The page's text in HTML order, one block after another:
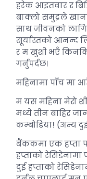
हरेक आइतवार र
बाक्लो समुद्रले
साथ जीवनको
सूर्यास्तको आनन्द
र म खुशी भएँ
गर्नुपर्दछ।
महिनामा पाँच मा
म यस महिना मेरो
मध्ये तीन बाहिर
कम्बोडिया! (अन्य
बैंककमा एक हप्ता
हप्ताको रेसिडेनामा
दुई हप्ताको